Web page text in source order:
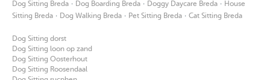
Dog Sitting Breda · Dog Boarding Breda · Doggy Daycare Breda · House
Sitting Breda · Dog Walking Breda · Pet Sitting Breda · Cat Sitting Breda
Dog Sitting dorst
Dog Sitting loon op zand
Dog Sitting Oosterhout
Dog Sitting Roosendaal